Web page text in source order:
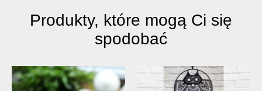
Produkty, które mogą Ci się
spodobać